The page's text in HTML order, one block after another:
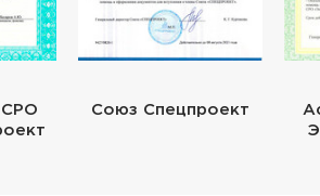
СРО
Союз Спецпроект